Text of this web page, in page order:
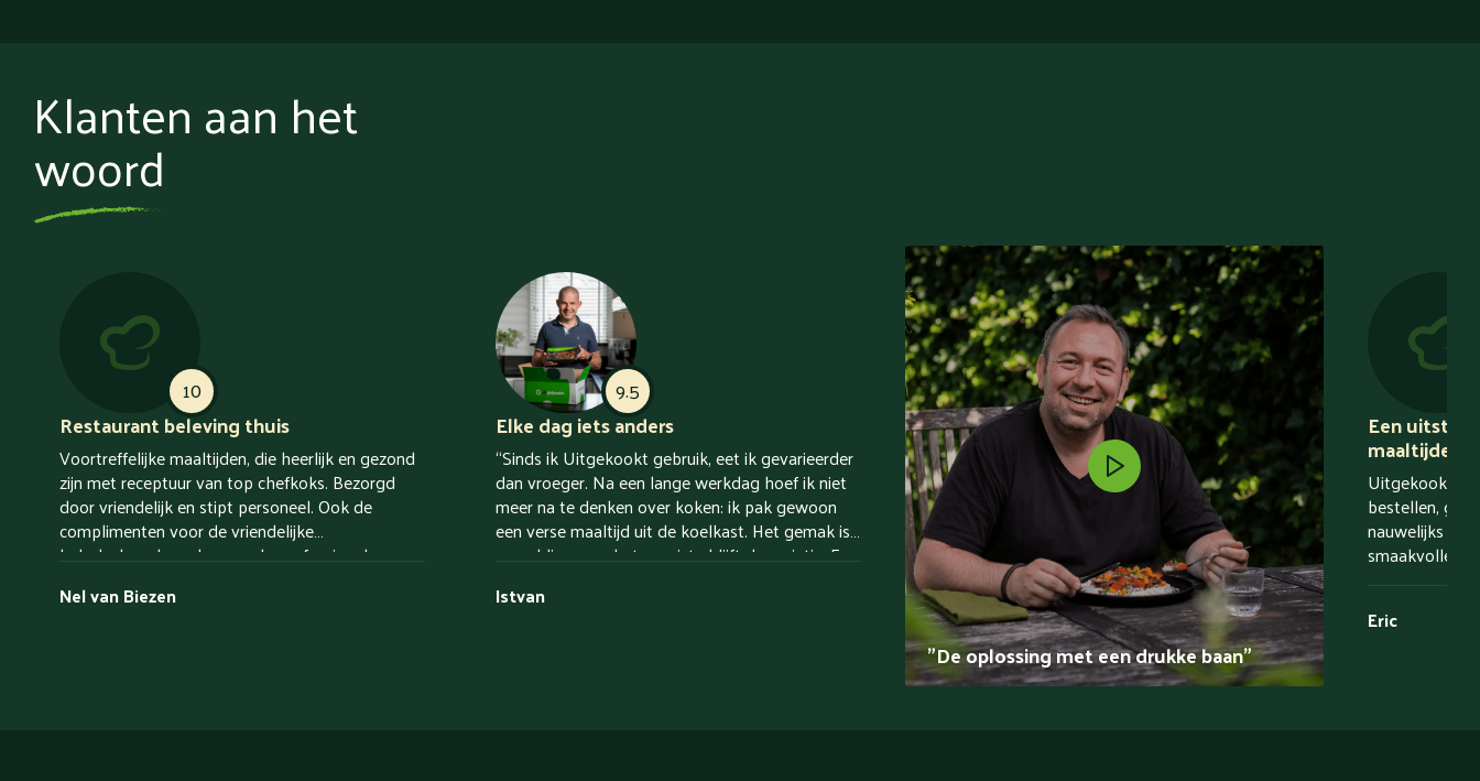
Klanten aan het
woord
10
Restaurant beleving thuis
Voortreffelijke maaltijden, die heerlijk en gezond
zijn met receptuur van top chefkoks. Bezorgd
door vriendelijk en stipt personeel. Ook de
complimenten voor de vriendelijke
helpdeskmedewerkers en de professionele
restaurant beleving thuis, maar dan voor een zeer
Nel van Biezen
9.5
Elke dag iets anders
“Sinds ik Uitgekookt gebruik, eet ik gevarieerder
dan vroeger. Na een lange werkdag hoef ik niet
meer na te denken over koken: ik pak gewoon
een verse maaltijd uit de koelkast. Het gemak is
geweldig, maar het mooiste blijft de variatie. Er
Istvan
"De oplossing met een drukke baan"
Een
maaltijden!
Uitgekookt is
bestellen,
nauwelijks
smaakvolle
Eric